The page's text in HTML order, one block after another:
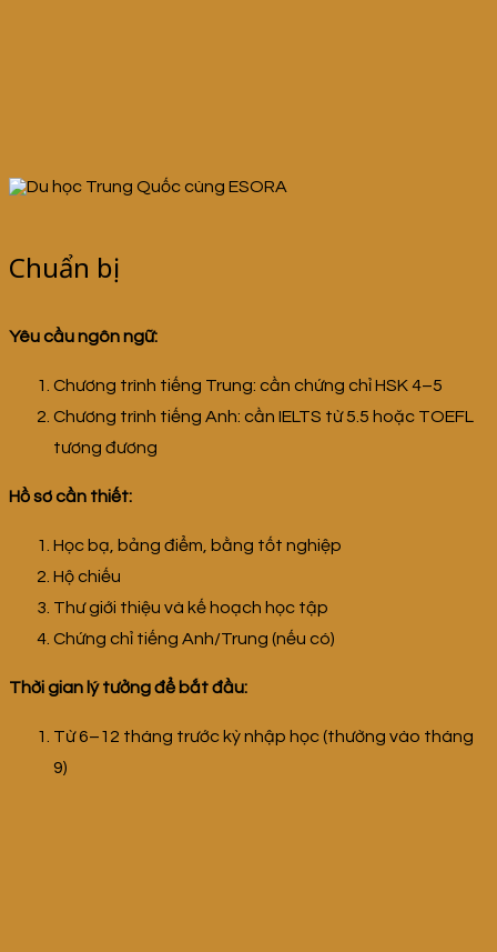
Chuẩn bị
Yêu cầu ngôn ngữ:
Chương trình tiếng Trung: cần chứng chỉ HSK 4–5
Chương trình tiếng Anh: cần IELTS từ 5.5 hoặc TOEFL
tương đương
Hồ sơ cần thiết:
Học bạ, bảng điểm, bằng tốt nghiệp
Hộ chiếu
Thư giới thiệu và kế hoạch học tập
Chứng chỉ tiếng Anh/Trung (nếu có)
Thời gian lý tưởng để bắt đầu:
Từ 6–12 tháng trước kỳ nhập học (thường vào tháng
9)